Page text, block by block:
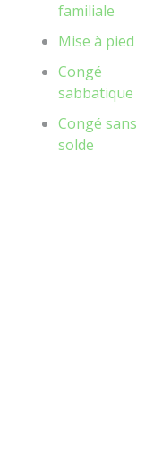
familiale
Mise à pied
Congé
sabbatique
Congé sans
solde